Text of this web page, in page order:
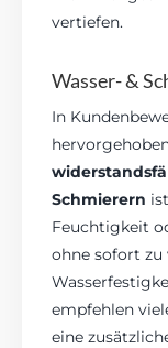
vertiefen.
Wasser- &
In
Schmierern
Feuchtigkeit
ohne sofort zu
empfehlen
eine